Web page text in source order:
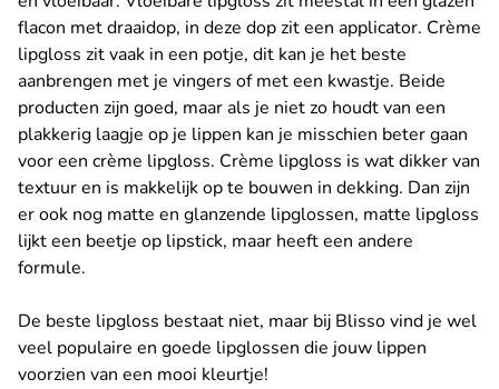
flacon met draaidop, in deze dop zit een applicator. Crème
lipgloss zit vaak in een potje, dit kan je het beste
aanbrengen met je vingers of met een kwastje. Beide
producten zijn goed, maar als je niet zo houdt van een
plakkerig laagje op je lippen kan je misschien beter gaan
voor een crème lipgloss. Crème lipgloss is wat dikker van
textuur en is makkelijk op te bouwen in dekking. Dan zijn
er ook nog matte en glanzende lipglossen, matte lipgloss
lijkt een beetje op lipstick, maar heeft een andere
formule.
De beste lipgloss bestaat niet, maar bij Blisso vind je wel
veel populaire en goede lipglossen die jouw lippen
voorzien van een mooi kleurtje!